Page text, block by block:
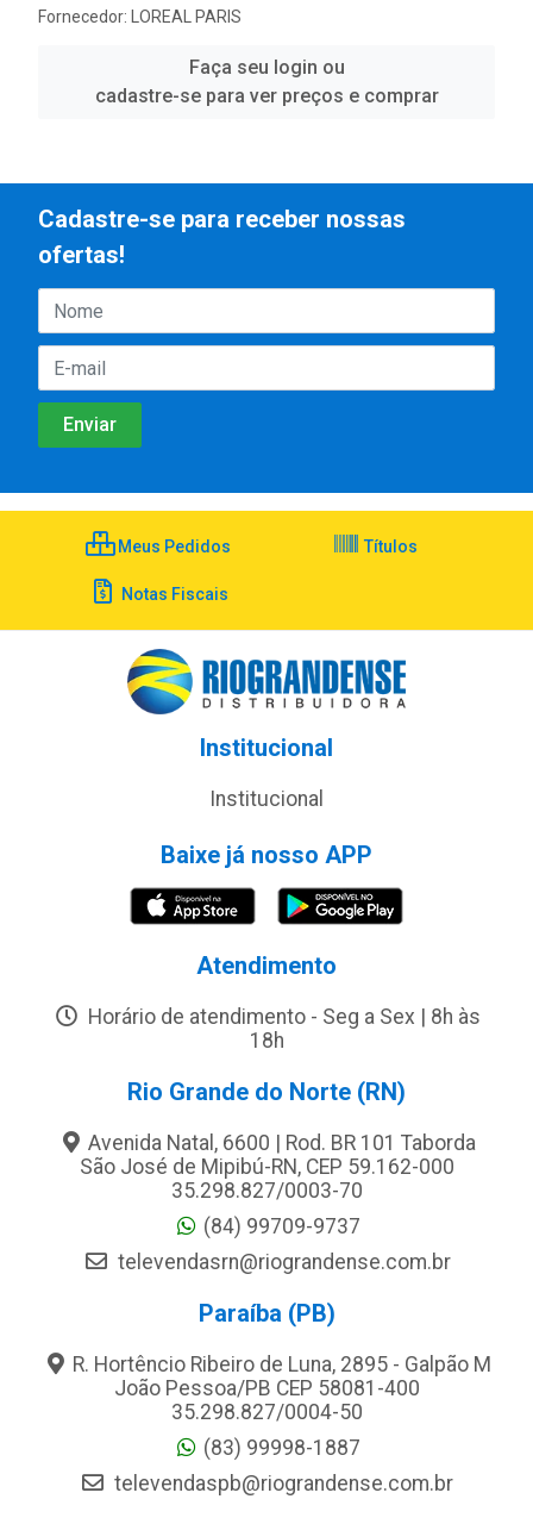
Fornecedor:
LOREAL PARIS
Faça seu login ou
cadastre-se para ver preços e comprar
Cadastre-se para receber nossas
ofertas!
Meus Pedidos Títulos
Notas Fiscais
Institucional
Institucional
Baixe já nosso APP
Atendimento
Horário de atendimento - Seg a Sex | 8h às
18h
Rio Grande do Norte (RN)
Avenida Natal, 6600 | Rod. BR 101 Taborda
São José de Mipibú-RN, CEP 59.162-000
35.298.827/0003-70
(84) 99709-9737
televendasrn@riograndense.com.br
Paraíba (PB)
R. Hortêncio Ribeiro de Luna, 2895 - Galpão M
João Pessoa/PB CEP 58081-400
35.298.827/0004-50
(83) 99998-1887
televendaspb@riograndense.com.br